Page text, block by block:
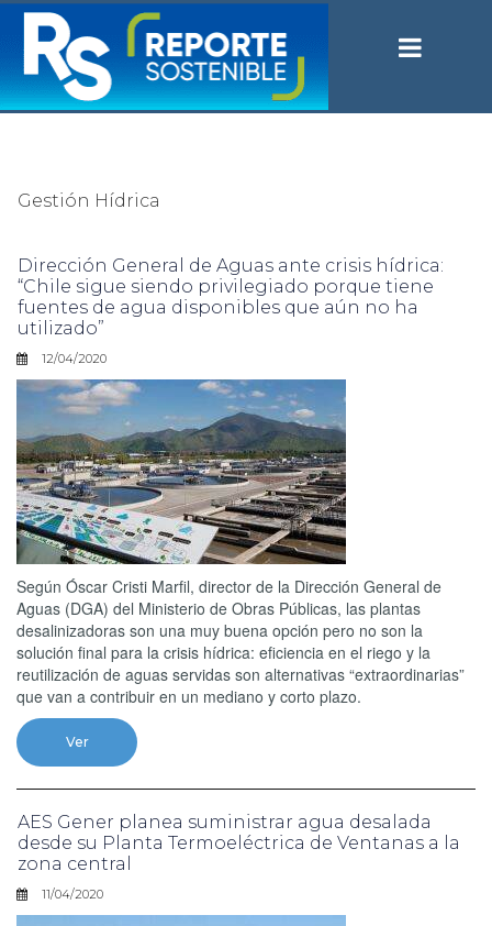
Gestión Hídrica
Dirección General de Aguas ante crisis hídrica:
“Chile sigue siendo privilegiado porque tiene
fuentes de agua disponibles que aún no ha
utilizado”
12/04/2020
Según Óscar Cristi Marfil, director de la Dirección General de
Aguas (DGA) del Ministerio de Obras Públicas, las plantas
desalinizadoras son una muy buena opción pero no son la
solución final para la crisis hídrica: eficiencia en el riego y la
reutilización de aguas servidas son alternativas “extraordinarias”
que van a contribuir en un mediano y corto plazo.
Ver
AES Gener planea suministrar agua desalada
desde su Planta Termoeléctrica de Ventanas a la
zona central
11/04/2020